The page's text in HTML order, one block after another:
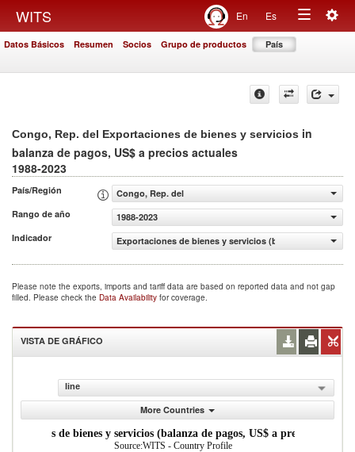
WITS En Es
Toggle
Datos Básicos Resumen Socios Grupo de productos País
Congo, Rep. del Exportaciones de bienes y servicios in
balanza de pagos, US$ a precios actuales
1988-2023
País/Región
Congo, Rep. del
Rango de año
1988-2023
Indicador
Exportaciones de bienes y servicios (balanza de pagos,
Please note the exports, imports and tariff data are based on reported data and not gap
filled. Please check the Data Availability for coverage.
VISTA DE GRÁFICO
line
More Countries
de bienes y servicios (balanza de pagos, US$ a precios
Source:WITS - Country Profile